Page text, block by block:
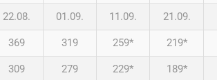
22.08. 01.09. 11.09. 21.09.
369 319 259* 219*
309 279 229* 189*